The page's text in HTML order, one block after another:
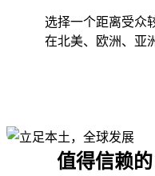
选择一个距离受众
在北美、欧洲、亚
值得信赖